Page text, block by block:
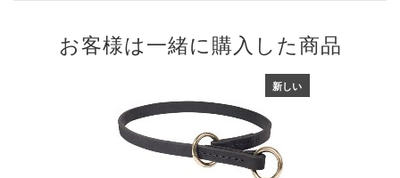
お客様は一緒に購入した商品
新しい